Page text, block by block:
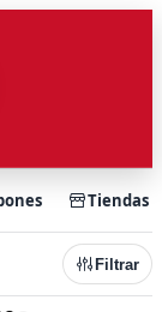
Tiendas
Filtrar